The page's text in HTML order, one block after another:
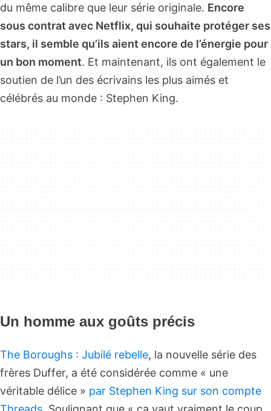
du même calibre que leur série originale. Encore
sous contrat avec Netflix, qui souhaite protéger ses
stars, il semble qu’ils aient encore de l’énergie pour
un bon moment. Et maintenant, ils ont également le
soutien de l’un des écrivains les plus aimés et
célébrés au monde : Stephen King.
Un homme aux goûts précis
The Boroughs : Jubilé rebelle, la nouvelle série des
frères Duffer, a été considérée comme « une
véritable délice » par Stephen King sur son compte